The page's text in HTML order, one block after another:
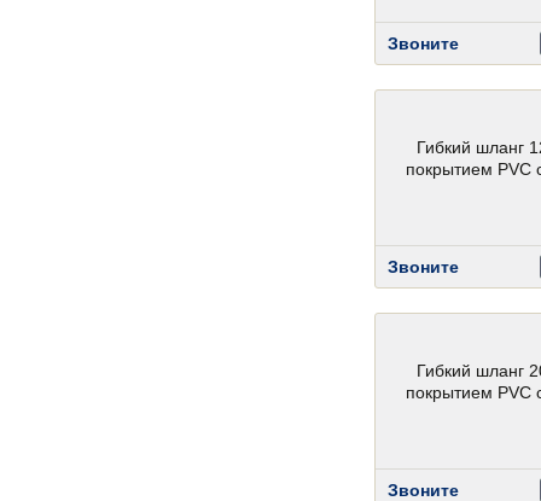
Звоните
Гибкий шланг
покрытием PVC
Звоните
Гибкий шланг
покрытием PVC
Звоните